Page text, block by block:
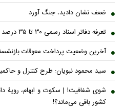
ضعف نشان دادید، جنگ آورد
تعرفه دفاتر اسناد رسمی ۳۰ تا ۳۵ درصد گران شد
آخرین وضعیت پرداخت معوقات
سید محمود نبویان: طرح کنترل و
شوی شفافیت! | سکوت و ابهام، رویۀ
کشور باقی می‌ماند؟!